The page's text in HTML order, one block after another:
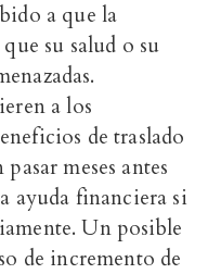
a que la
su salud o su
a los
de traslado
meses antes
ayuda financiera si
Un posible
de incremento de